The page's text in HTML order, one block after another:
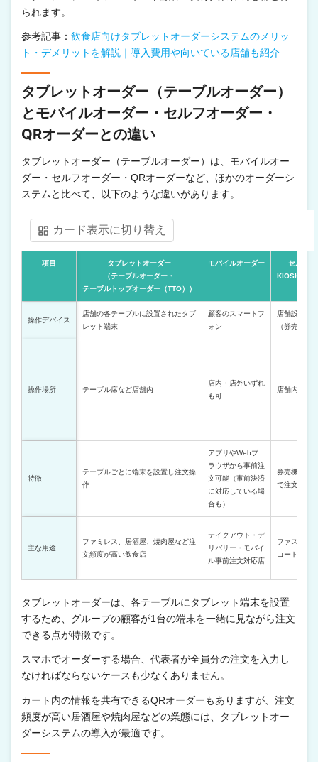
られます。
参考記事： 飲食店向けタブレットオーダーシステムのメリッ
ト・デメリットを解説｜導入費用や向いている店舗も紹介
タブレットオーダー（テーブルオーダー）
とモバイルオーダー・セルフオーダー・
QRオーダーとの違い
タブレットオーダー（テーブルオーダー）は、モバイルオー
ダー・セルフオーダー・QRオーダーなど、ほかのオーダーシ
ステムと比べて、以下のような違いがあります。
カード表示に切り替え
項目
タブレットオーダー
（テーブルオーダー・
テーブルトップオーダー（TTO））
モバイルオーダー
セルフ
KIOSK（キ
操作デバイス
店舗の各テーブルに設置されたタブ
レット端末
顧客のスマートフ
ォン
店舗設置の
（券売機型
操作場所 テーブル席など店舗内
店内・店外いずれ
も可
店舗内の専
特徴
テーブルごとに端末を設置し注文操
作
アプリやWebブ
ラウザから事前注
文可能（事前決済
に対応している場
合も）
券売機のよ
で注文でき
主な用途
ファミレス、居酒屋、焼肉屋など注
文頻度が高い飲食店
テイクアウト・デ
リバリー・モバイ
ル事前注文対応店
ファストフ
コート、無
タブレットオーダーは、各テーブルにタブレット端末を設置
するため、グループの顧客が1台の端末を一緒に見ながら注文
できる点が特徴です。
スマホでオーダーする場合、代表者が全員分の注文を入力し
なければならないケースも少なくありません。
カート内の情報を共有できるQRオーダーもありますが、注文
頻度が高い居酒屋や焼肉屋などの業態には、タブレットオー
ダーシステムの導入が最適です。